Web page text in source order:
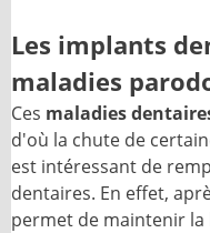
Les implants
maladies
Ces maladies
d'où la chute de
est intéressant de
dentaires. En effet,
permet de maintenir